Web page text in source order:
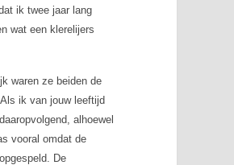
ik twee jaar lang
wat een klerelijers
waren ze beiden de
ik van jouw leeftijd
alhoewel
vooral omdat de
De